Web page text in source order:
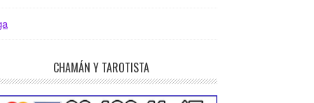
CHAMÁN Y TAROTISTA